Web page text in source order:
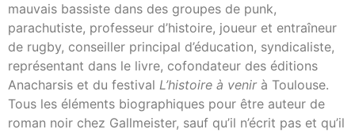
mauvais bassiste dans des groupes de punk,
parachutiste, professeur d’histoire, joueur et entraîneur
de rugby, conseiller principal d’éducation, syndicaliste,
représentant dans le livre, cofondateur des éditions
Anacharsis et du festival L’histoire à venir à Toulouse.
Tous les éléments biographiques pour être auteur de
roman noir chez Gallmeister, sauf qu’il n’écrit pas et qu’il